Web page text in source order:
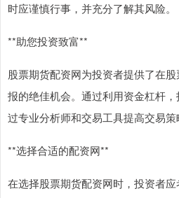
时应谨慎行事，并充分了解其风险。
**助您投资致富**
股票期货配资网为投资者提供了在
报的绝佳机会。通过利用资金杠杆
过专业分析师和交易工具提高交易策
**选择合适的配资网**
在选择股票期货配资网时，投资者应